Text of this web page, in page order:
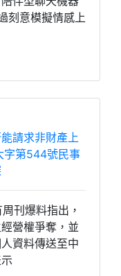
刻意模擬情感上
請求非財產上
字第544號民事
刊爆料指出，
營權爭奪，並
資料傳送至中